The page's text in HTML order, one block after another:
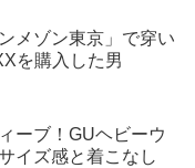
メゾン東京」で穿い
を購入した男
ーブ！GUヘビーウ
イズ感と着こなし